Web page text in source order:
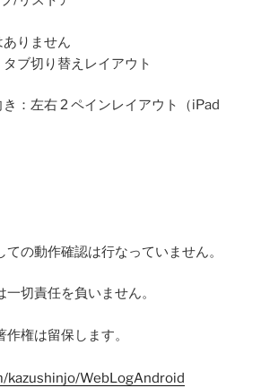
りません
ブ切り替えレイアウト
：左右 2 ペインレイアウト（iPad
の動作確認は行なっていません。
切責任を負いません。
権は留保します。
kazushinjo/WebLogAndroid